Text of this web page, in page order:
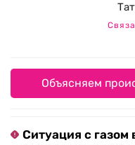
Объясняем
Ситуация с газом